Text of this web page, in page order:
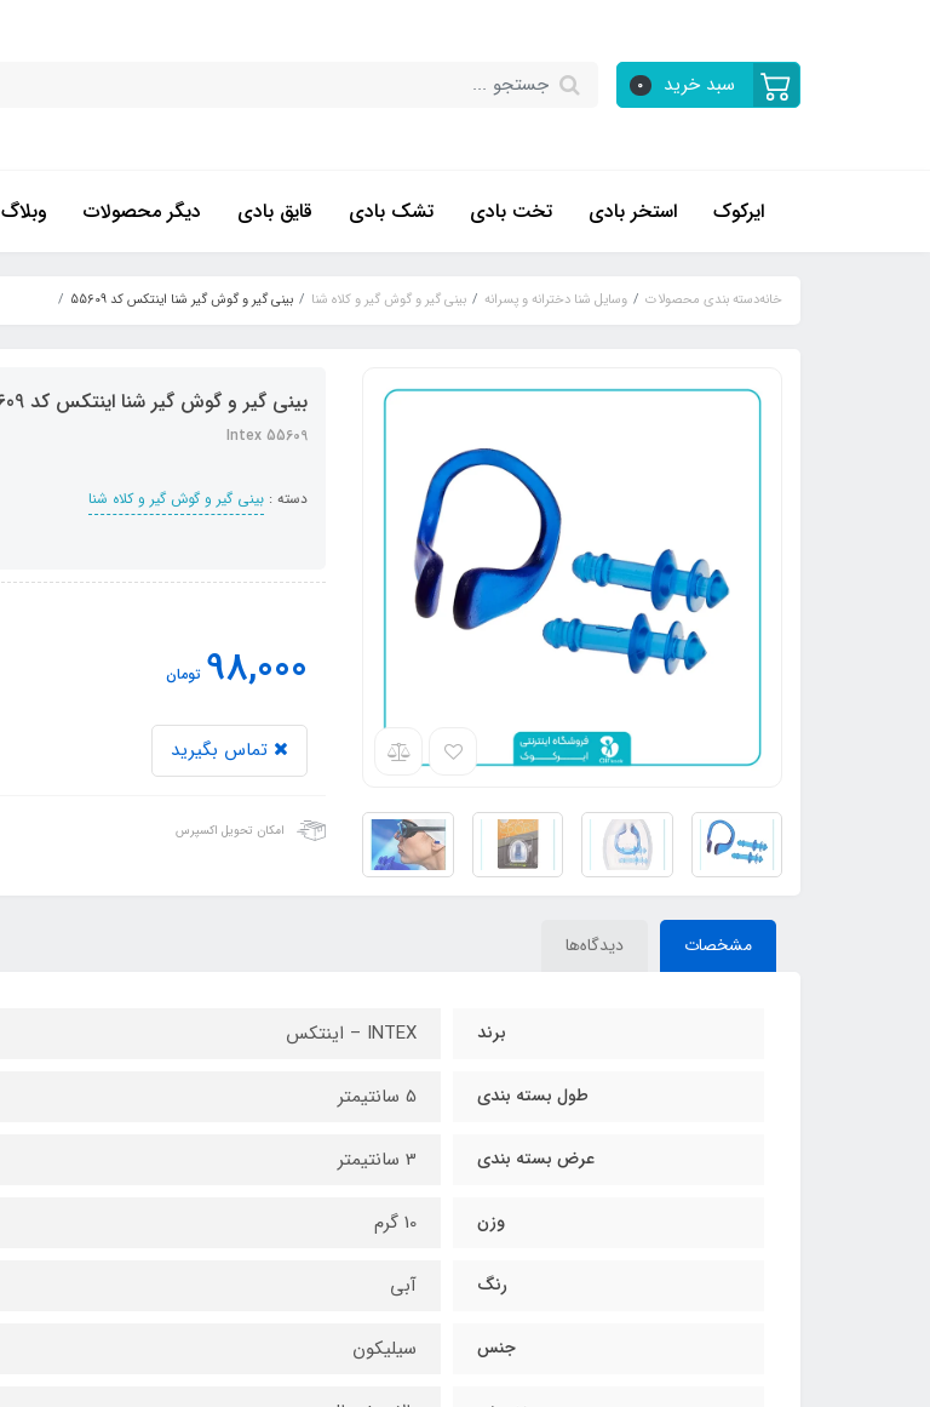
سبد خرید 0
ایرکوک استخر بادی تخت بادی تشک بادی قایق بادی دیگر محصولات وبلاگ
خانهدسته بندی محصولات وسایل شنا دخترانه و پسرانه بینی گیر و گوش گیر و کلاه شنا بینی گیر و گوش گیر شنا اینتکس کد 55609
بینی گیر و گوش گیر شنا اینتکس کد 55609
Intex 55609
دسته : بینی گیر و گوش گیر و کلاه شنا
98,000 تومان
تماس بگیرید
امکان تحویل اکسپرس
مشخصات دیدگاه‌ها
برند INTEX – اینتکس
طول بسته بندی 5 سانتیمتر
عرض بسته بندی 3 سانتیمتر
وزن 10 گرم
رنگ آبی
جنس سیلیکون